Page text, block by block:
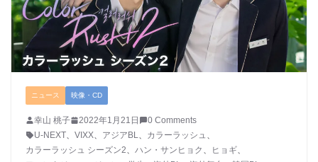
ニュース 映像・CD
幸山 桃子 2022年1月21日
0 Comments
U-NEXT
VIXX アジアBL カラーラッシュ
カラーラッシュ シーズン2
ハン・サンヒョク ヒョギ